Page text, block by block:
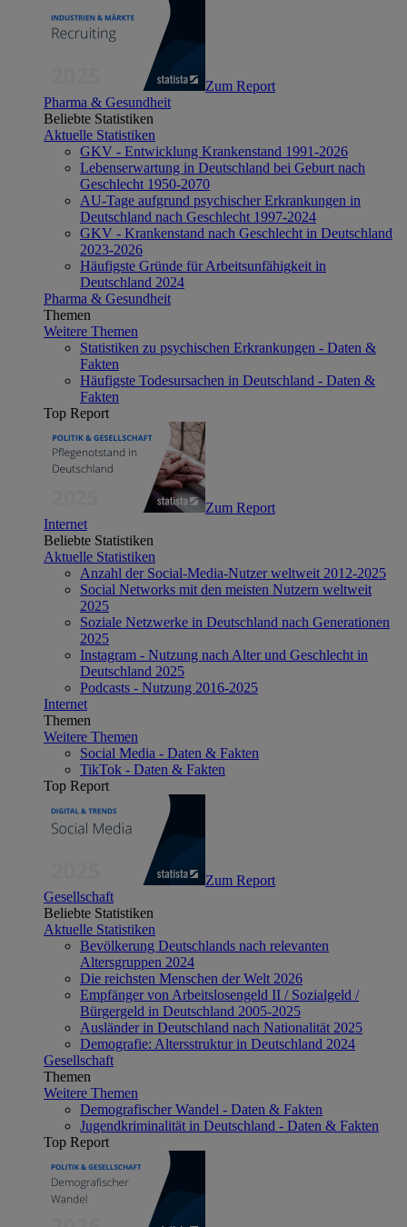
Zum Report
Pharma & Gesundheit
Beliebte Statistiken
Aktuelle Statistiken
GKV - Entwicklung Krankenstand 1991-2026
Lebenserwartung in Deutschland bei Geburt nach
Geschlecht 1950-2070
AU-Tage aufgrund psychischer Erkrankungen in
Deutschland nach Geschlecht 1997-2024
GKV - Krankenstand nach Geschlecht in Deutschland
2023-2026
Häufigste Gründe für Arbeitsunfähigkeit in
Deutschland 2024
Pharma & Gesundheit
Themen
Weitere Themen
Statistiken zu psychischen Erkrankungen - Daten &
Fakten
Häufigste Todesursachen in Deutschland - Daten &
Fakten
Top Report
Zum Report
Internet
Beliebte Statistiken
Aktuelle Statistiken
Anzahl der Social-Media-Nutzer weltweit 2012-2025
Social Networks mit den meisten Nutzern weltweit
2025
Soziale Netzwerke in Deutschland nach Generationen
2025
Instagram - Nutzung nach Alter und Geschlecht in
Deutschland 2025
Podcasts - Nutzung 2016-2025
Internet
Themen
Weitere Themen
Social Media - Daten & Fakten
TikTok - Daten & Fakten
Top Report
Zum Report
Gesellschaft
Beliebte Statistiken
Aktuelle Statistiken
Bevölkerung Deutschlands nach relevanten
Altersgruppen 2024
Die reichsten Menschen der Welt 2026
Empfänger von Arbeitslosengeld II / Sozialgeld /
Bürgergeld in Deutschland 2005-2025
Ausländer in Deutschland nach Nationalität 2025
Demografie: Altersstruktur in Deutschland 2024
Gesellschaft
Themen
Weitere Themen
Demografischer Wandel - Daten & Fakten
Jugendkriminalität in Deutschland - Daten & Fakten
Top Report